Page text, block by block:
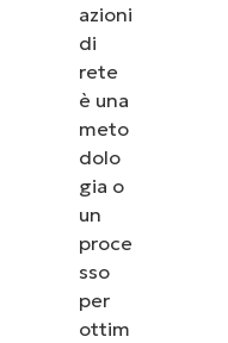
azioni
di
rete
è una
meto
dolo
gia o
un
proce
sso
per
ottim